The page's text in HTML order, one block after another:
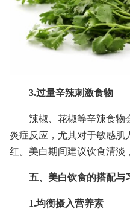
3.过量辛辣刺激食物
辣椒、花椒等辛辣食物
炎症反应，尤其对于敏感肌
红。美白期间建议饮食清淡
五、美白饮食的搭配与
1.均衡摄入营养素